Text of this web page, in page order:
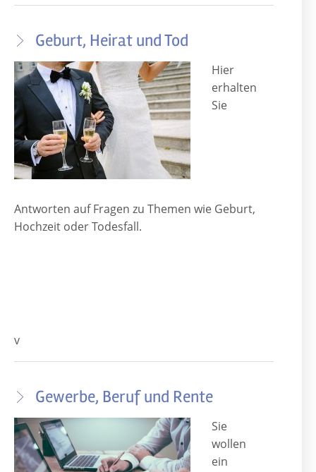
Geburt, Heirat und Tod
Hier
erhalten
Sie
Antworten auf Fragen zu Themen wie Geburt,
Hochzeit oder Todesfall.
v
Gewerbe, Beruf und Rente
Sie
wollen
ein